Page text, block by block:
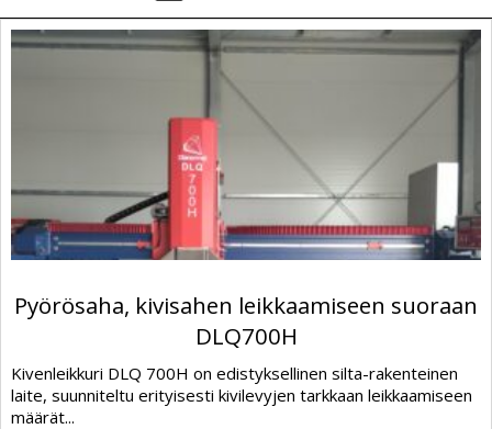
Pyörösaha, kivisahen leikkaamiseen suoraan
DLQ700H
Kivenleikkuri DLQ 700H on edistyksellinen silta-rakenteinen
laite, suunniteltu erityisesti kivilevyjen tarkkaan leikkaamiseen
määrät...